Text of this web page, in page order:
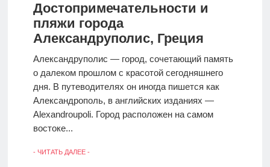
Достопримечательности и
пляжи города
Александруполис, Греция
Александруполис — город, сочетающий память
о далеком прошлом с красотой сегодняшнего
дня. В путеводителях он иногда пишется как
Александрополь, в английских изданиях —
Alexandroupoli. Город расположен на самом
востоке...
- ЧИТАТЬ ДАЛЕЕ -